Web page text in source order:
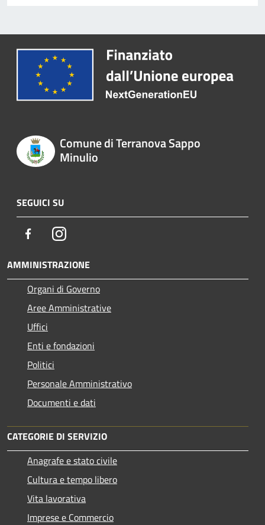
Comune di Terranova Sappo
Minulio
SEGUICI SU
FacebookInstagram
AMMINISTRAZIONE
Organi di Governo
Aree Amministrative
Uffici
Enti e fondazioni
Politici
Personale Amministrativo
Documenti e dati
CATEGORIE DI SERVIZIO
Anagrafe e stato civile
Cultura e tempo libero
Vita lavorativa
Imprese e Commercio